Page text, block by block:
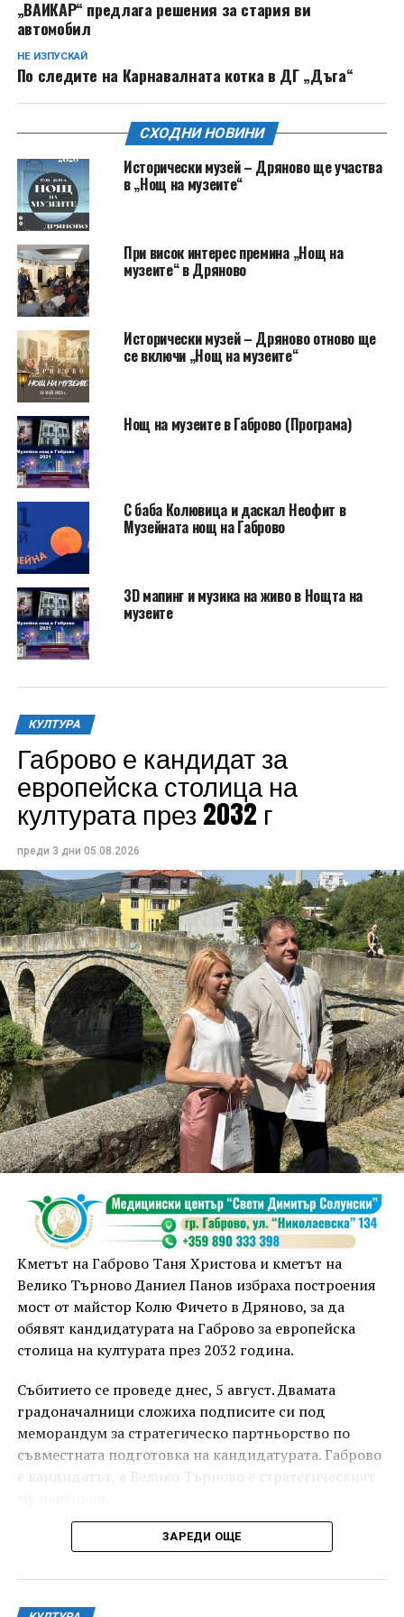
„ВАИКАР“ предлага решения за стария ви
автомобил
НЕ ИЗПУСКАЙ
По следите на Карнавалната котка в ДГ „Дъга“
СХОДНИ НОВИНИ
Исторически музей – Дряново ще участва
в „Нощ на музеите“
При висок интерес премина „Нощ на
музеите“ в Дряново
Исторически музей – Дряново отново ще
се включи „Нощ на музеите“
Нощ на музеите в Габрово (Програма)
С баба Колювица и даскал Неофит в
Музейната нощ на Габрово
3D мапинг и музика на живо в Нощта на
музеите
КУЛТУРА
Габрово е кандидат за
европейска столица на
културата през 2032 г
преди 3 дни 05.08.2026
Кметът на Габрово Таня Христова и кметът на
Велико Търново Даниел Панов избраха построения
мост от майстор Колю Фичето в Дряново, за да
обявят кандидатурата на Габрово за европейска
столица на културата през 2032 година.
Събитието се проведе днес, 5 август. Двамата
градоначалници сложиха подписите си под
меморандум за стратегическо партньорство по
съвместната подготовка на кандидатурата. Габрово
е кандидатът, а Велико Търново е стратегическият
ЗАРЕДИ ОЩЕ